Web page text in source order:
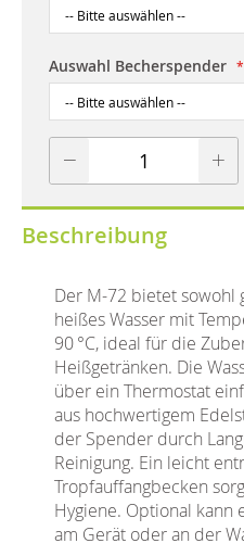
Auswahl Becherspender
Beschreibung
Der M-72 bietet sowohl
heißes Wasser mit
90 °C, ideal für die
Heißgetränken. Die
über ein Thermostat
aus hochwertigem
der Spender durch
Reinigung. Ein leicht
Tropfauffangbecken
Hygiene. Optional
am Gerät oder an der